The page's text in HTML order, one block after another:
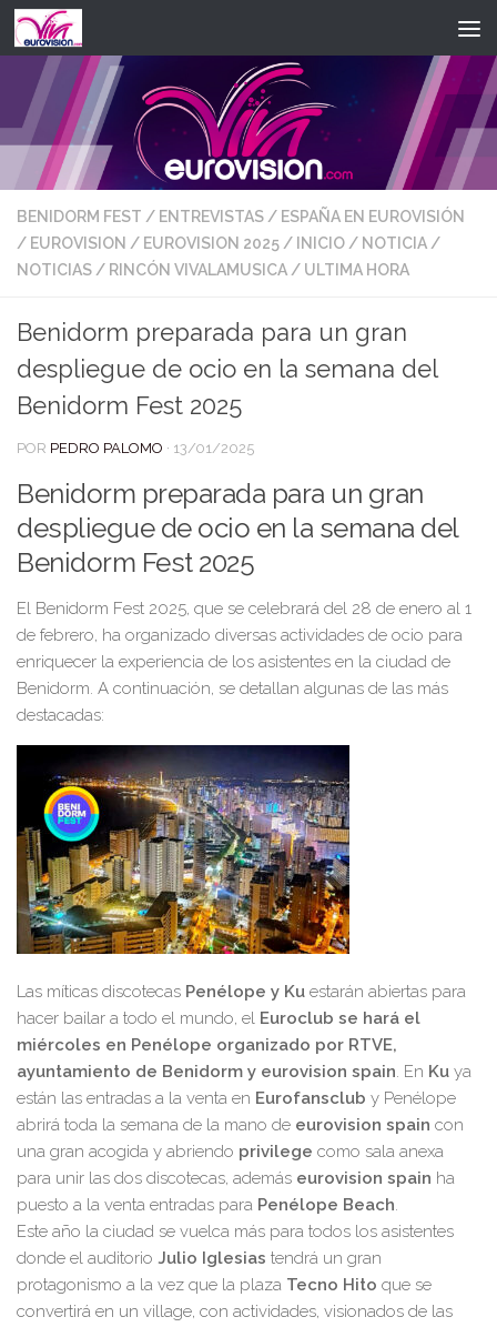
Saltar al contenido
BENIDORM FEST / ENTREVISTAS/ ESPAÑA EN EUROVISIÓN
/ EUROVISION / EUROVISION 2025/ INICIO/ NOTICIA/
NOTICIAS/ RINCÓN VIVALAMUSICA/ ULTIMA HORA
Benidorm preparada para un gran
despliegue de ocio en la semana del
Benidorm Fest 2025
POR PEDRO PALOMO · 13/01/2025
Benidorm preparada para un gran
despliegue de ocio en la semana del
Benidorm Fest 2025
El Benidorm Fest 2025, que se celebrará del 28 de enero al 1
de febrero, ha organizado diversas actividades de ocio para
enriquecer la experiencia de los asistentes en la ciudad de
Benidorm. A continuación, se detallan algunas de las más
destacadas:
Las míticas discotecas Penélope y Ku estarán abiertas para
hacer bailar a todo el mundo, el Euroclub se hará el
miércoles en Penélope organizado por RTVE,
ayuntamiento de Benidorm y eurovision spain. En Ku ya
están las entradas a la venta en Eurofansclub y Penélope
abrirá toda la semana de la mano de eurovision spain con
una gran acogida y abriendo privilege como sala anexa
para unir las dos discotecas, además eurovision spain ha
puesto a la venta entradas para Penélope Beach.
Este año la ciudad se vuelca más para todos los asistentes
donde el auditorio Julio Iglesias tendrá un gran
protagonismo a la vez que la plaza Tecno Hito que se
convertirá en un village, con actividades, visionados de las